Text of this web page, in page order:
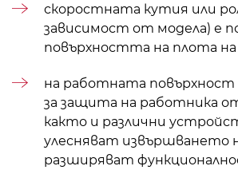
скоростната кутия или
зависимост от модела) е
повърхността на плота
на работната
за защита на работника
както и различни
улесняват извършването
разширяват